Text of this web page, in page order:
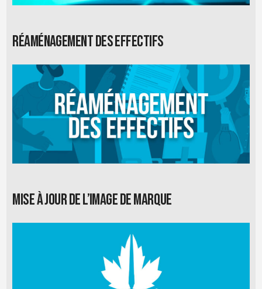
Réaménagement des effectifs
Mise à jour de l’image de marque